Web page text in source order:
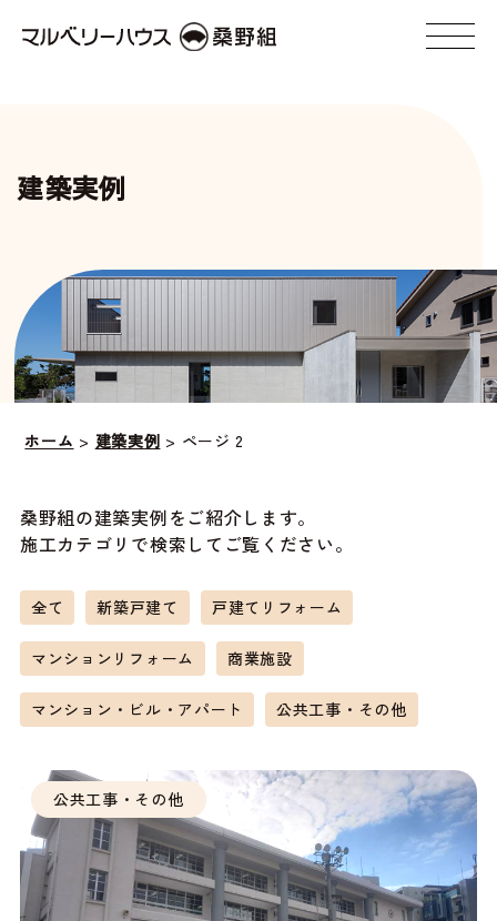
建築実例
ホーム > 建築実例 > ページ 2
桑野組の建築実例をご紹介します。
施工カテゴリで検索してご覧ください。
全て 新築戸建て 戸建てリフォーム
マンションリフォーム 商業施設
マンション・ビル・アパート 公共工事・その他
公共工事・その他